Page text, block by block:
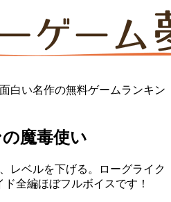
白い名作の無料ゲームランキン
魔毒使い
レベルを下げる。ローグライク
全編ほぼフルボイスです！